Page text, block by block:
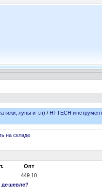
лупы и т.п) / HI-TECH
на складе
Опт
449.10